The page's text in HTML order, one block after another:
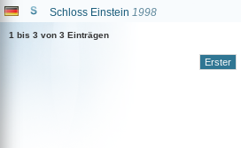
Schloss Einstein 1998
1 bis 3 von 3 Einträgen
Erster